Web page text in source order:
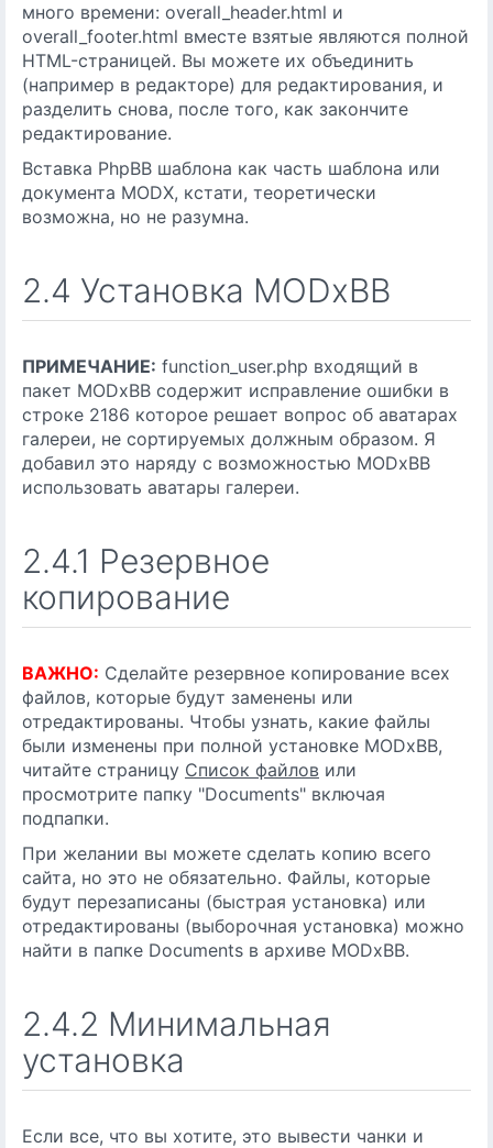
много времени: overall_header.html и
overall_footer.html вместе взятые являются полной
HTML-страницей. Вы можете их объединить
(например в редакторе) для редактирования, и
разделить снова, после того, как закончите
редактирование.
Вставка PhpBB шаблона как часть шаблона или
документа MODX, кстати, теоретически
возможна, но не разумна.
2.4 Установка MODxBB
ПРИМЕЧАНИЕ: function_user.php входящий в
пакет MODxBB содержит исправление ошибки в
строке 2186 которое решает вопрос об аватарах
галереи, не сортируемых должным образом. Я
добавил это наряду с возможностью MODxBB
использовать аватары галереи.
2.4.1 Резервное
копирование
ВАЖНО: Сделайте резервное копирование всех
файлов, которые будут заменены или
отредактированы. Чтобы узнать, какие файлы
были изменены при полной установке MODxBB,
читайте страницу Список файлов или
просмотрите папку "Documents" включая
подпапки.
При желании вы можете сделать копию всего
сайта, но это не обязательно. Файлы, которые
будут перезаписаны (быстрая установка) или
отредактированы (выборочная установка) можно
найти в папке Documents в архиве MODxBB.
2.4.2 Минимальная
установка
Если все, что вы хотите, это вывести чанки и